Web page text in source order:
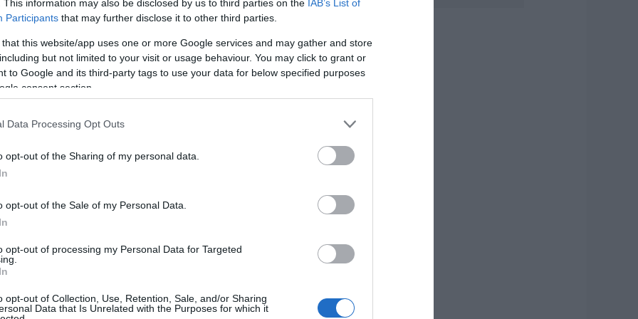
This information may also be disclosed by us to third parties on the IAB’s List of
Participants that may further disclose it to other third parties.
that this website/app uses one or more Google services and may gather and store
but not limited to your visit or usage behaviour. You may click to grant or
to Google and its third-party tags to use your data for below specified purposes
consent section.
Data Processing Opt Outs
opt-out of the Sharing of my personal data.
opt-out of the Sale of my Personal Data.
opt-out of processing my Personal Data for Targeted
opt-out of Collection, Use, Retention, Sale, and/or Sharing
Data that Is Unrelated with the Purposes for which it
Μέσων Αναψυχής σε χώρους αρμοδιότητας
για θέματα ανέλκυσης,
ή πλοίων
λόγω καταληκτικών ημερομηνιών των πιο
υπάρχει Λουτράκι
09.08.2026 | 10:20
Μεγάλο συναυλία
με γνωστό
βιολιού!
Αυγούστου πολλές
περιοχές στην
λειτούργησε χθες ο